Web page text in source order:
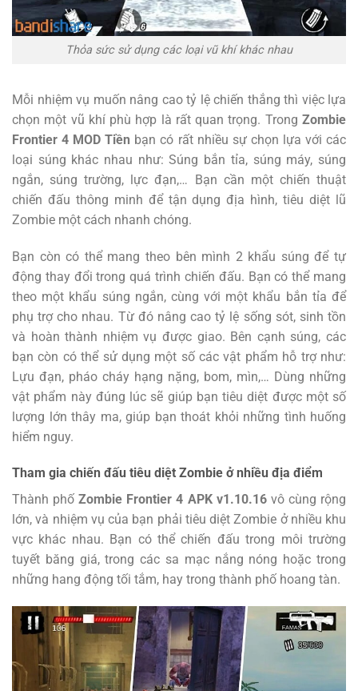
Thỏa sức sử dụng các loại vũ khí khác nhau
Mỗi nhiệm vụ muốn nâng cao tỷ lệ chiến thắng thì việc lựa
chọn một vũ khí phù hợp là rất quan trọng. Trong Zombie
Frontier 4 MOD Tiền bạn có rất nhiều sự chọn lựa với các
loại súng khác nhau như: Súng bắn tỉa, súng máy, súng
ngắn, súng trường, lực đạn,… Bạn cần một chiến thuật
chiến đấu thông minh để tận dụng địa hình, tiêu diệt lũ
Zombie một cách nhanh chóng.
Bạn còn có thể mang theo bên mình 2 khẩu súng để tự
động thay đổi trong quá trình chiến đấu. Bạn có thể mang
theo một khẩu súng ngắn, cùng với một khẩu bắn tỉa để
phụ trợ cho nhau. Từ đó nâng cao tỷ lệ sống sót, sinh tồn
và hoàn thành nhiệm vụ được giao. Bên cạnh súng, các
bạn còn có thể sử dụng một số các vật phẩm hỗ trợ như:
Lựu đạn, pháo cháy hạng nặng, bom, mìn,… Dùng những
vật phẩm này đúng lúc sẽ giúp bạn tiêu diệt được một số
lượng lớn thây ma, giúp bạn thoát khỏi những tình huống
hiểm nguy.
Tham gia chiến đấu tiêu diệt Zombie ở nhiều địa điểm
Thành phốZombie Frontier 4 APK v1.10.16vô cùng rộng
lớn, và nhiệm vụ của bạn phải tiêu diệt Zombie ở nhiều khu
vực khác nhau. Bạn có thể chiến đấu trong môi trường
tuyết băng giá, trong các sa mạc nắng nóng hoặc trong
những hang động tối tắm, hay trong thành phố hoang tàn.